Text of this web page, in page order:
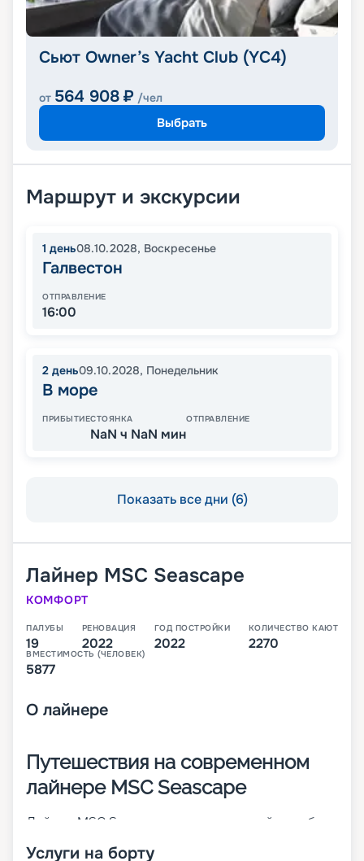
Сьют Owner’s Yacht Club (YC4)
от 564 908 ₽ /чел
Выбрать
Маршрут и экскурсии
1 день08.10.2028, Воскресенье
Галвестон
ОТПРАВЛЕНИЕ
16:00
2 день09.10.2028, Понедельник
В море
ПРИБЫТИЕСТОЯНКА
NaN ч NaN мин
ОТПРАВЛЕНИЕ
Показать все дни (6)
Лайнер MSC Seascape
КОМФОРТ
ПАЛУБЫ
19
РЕНОВАЦИЯ
2022
ГОД ПОСТРОЙКИ
2022
КОЛИЧЕСТВО КАЮТ
2270
ВМЕСТИМОСТЬ (ЧЕЛОВЕК)
5877
О лайнере
Путешествия на современном
лайнере MSC Seascape
Лайнер MSC Seascape – это четвертый корабль
построен в Италии в 2022 году. Основные его
Услуги на борту